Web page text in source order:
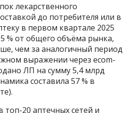
лекарственного
до потребителя или в
в первом квартале 2025
% от общего объёма рынка,
чем за аналогичный период
выражении через есоm-
ЛП на сумму 5,4 млрд
составила 57 % в
топ-20 аптечных сетей и